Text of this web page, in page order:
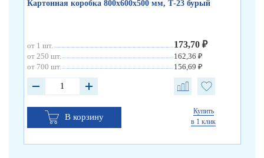
Картонная коробка 800х600х500 мм, Т-23 бурый
от 1 шт. 173,70 ₽
от 250 шт.
162,36 ₽
от 700 шт.
156,69 ₽
В корзину
Купить
в 1 клик